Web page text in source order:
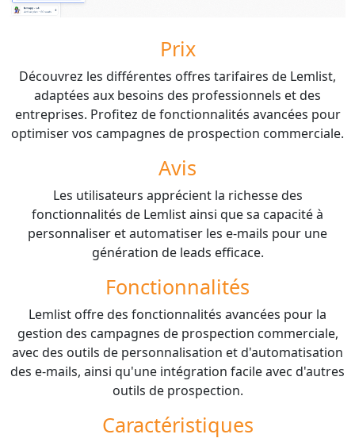
Prix
Découvrez les différentes offres tarifaires de Lemlist,
adaptées aux besoins des professionnels et des
entreprises. Profitez de fonctionnalités avancées pour
optimiser vos campagnes de prospection commerciale.
Avis
Les utilisateurs apprécient la richesse des
fonctionnalités de Lemlist ainsi que sa capacité à
personnaliser et automatiser les e-mails pour une
génération de leads efficace.
Fonctionnalités
Lemlist offre des fonctionnalités avancées pour la
gestion des campagnes de prospection commerciale,
avec des outils de personnalisation et d'automatisation
des e-mails, ainsi qu'une intégration facile avec d'autres
outils de prospection.
Caractéristiques